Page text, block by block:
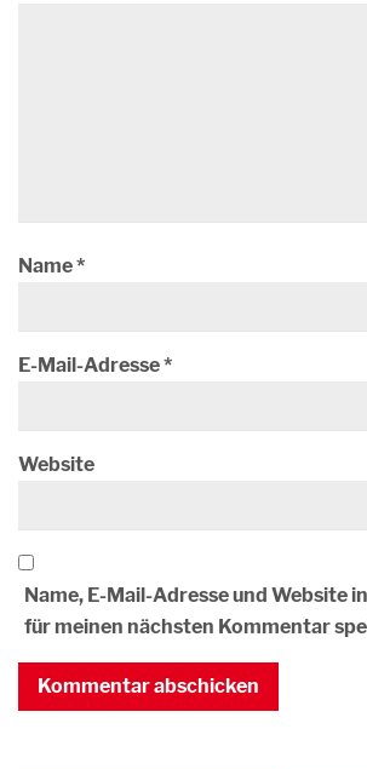
Name*
E-Mail-Adresse*
Website
Name, E-Mail-Adresse und Website
für meinen nächsten Kommentar